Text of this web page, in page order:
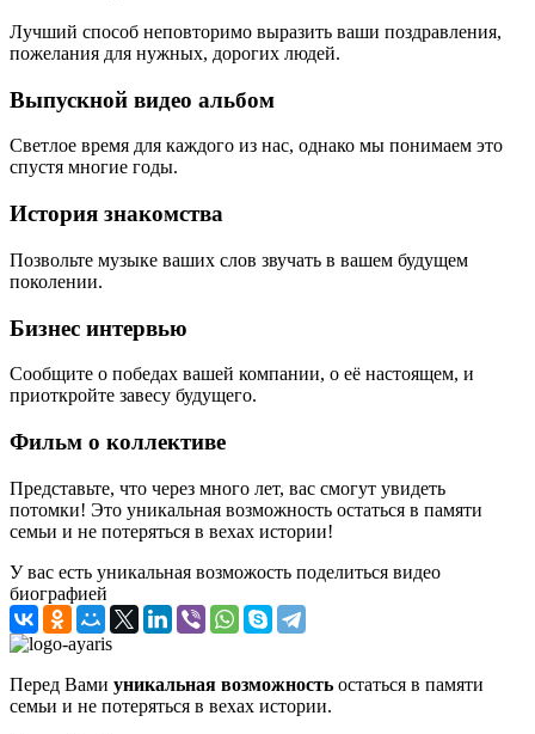
Лучший способ неповторимо выразить ваши поздравления,
пожелания для нужных, дорогих людей.
Выпускной видео альбом
Светлое время для каждого из нас, однако мы понимаем это
спустя многие годы.
История знакомства
Позвольте музыке ваших слов звучать в вашем будущем
поколении.
Бизнес интервью
Сообщите о победах вашей компании, о её настоящем, и
приоткройте завесу будущего.
Фильм о коллективе
Представьте, что через много лет, вас смогут увидеть
потомки! Это уникальная возможность остаться в памяти
семьи и не потеряться в вехах истории!
У вас есть уникальная возможость поделиться видео
биографией
Перед Вами уникальная возможность остаться в памяти
семьи и не потеряться в вехах истории.